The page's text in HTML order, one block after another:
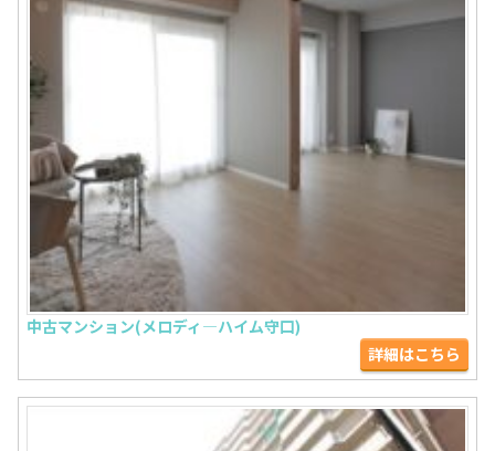
中古マンション(メロディ―ハイム守口)
詳細はこちら